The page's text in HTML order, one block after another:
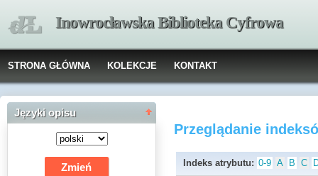
Inowrocławska Biblioteka Cyfrowa
STRONA GŁÓWNA KOLEKCJE KONTAKT
Języki opisu
Przeglądanie
Indeks atrybutu: 0-9 A B C